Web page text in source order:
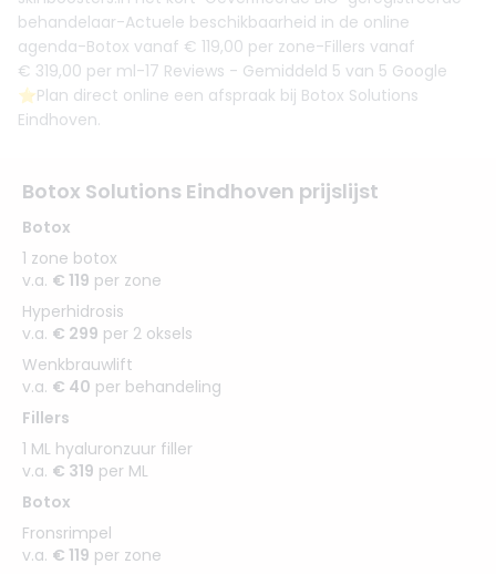
behandelaar-Actuele beschikbaarheid in de online
agenda-Botox vanaf € 119,00 per zone-Fillers vanaf
€ 319,00 per ml-17 Reviews - Gemiddeld 5 van 5 Google
⭐️Plan direct online een afspraak bij Botox Solutions
Eindhoven.
Botox Solutions Eindhoven prijslijst
Botox
1 zone botox
v.a. € 119 per zone
Hyperhidrosis
v.a. € 299 per 2 oksels
Wenkbrauwlift
v.a. € 40 per behandeling
Fillers
1 ML hyaluronzuur filler
v.a. € 319 per ML
Botox
Fronsrimpel
v.a. € 119 per zone